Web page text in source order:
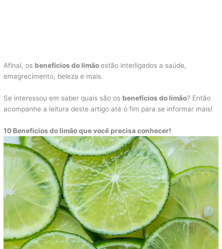
Afinal, os benefícios do limãoestão interligados a saúde,
emagrecimento, beleza e mais.
Se interessou em saber quais são os benefícios do limão? Então
acompanhe a leitura deste artigo até o fim para se informar mais!
10 Benefícios do limão que você precisa conhecer!